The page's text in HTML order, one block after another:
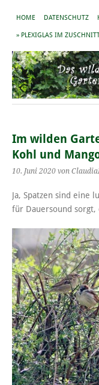
HOME DATENSCHUTZ
» PLEXIGLAS IM
Im wilden
Kohl und
10. Juni 2020 von
Ja, Spatzen sind eine
für Dauersound